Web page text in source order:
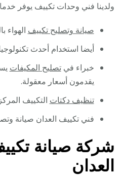
ولدينا فني وحدات تكييف يوفر
صيانة وتصليح تكييف الهواء
أيضا استخدام أحدث
خبراء فيتصليح المكيفات
يقدمون أسعار معقولة.
تنظيف دكتات التكييف
فني تكييف العدان صيانة
شركة صيانة
العدان